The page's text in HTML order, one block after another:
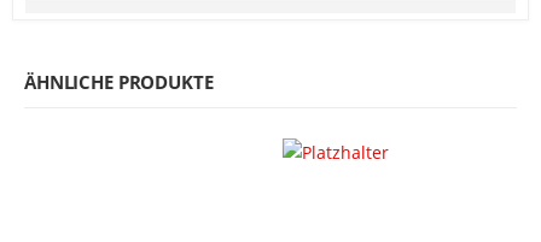
ÄHNLICHE PRODUKTE